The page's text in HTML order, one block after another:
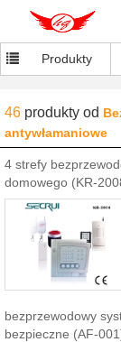
Produkty
46 produkty od
antywłamaniowe
4 strefy
domowego (KR-
bezprzewodowy
bezpieczne (AF-